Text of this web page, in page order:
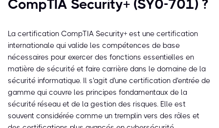
CompTIA Security+ (SY0-701) ?
La certification CompTIA Security+ est une certification
internationale qui valide les compétences de base
nécessaires pour exercer des fonctions essentielles en
matière de sécurité et faire carrière dans le domaine de la
sécurité informatique. Il s'agit d'une certification d'entrée de
gamme qui couvre les principes fondamentaux de la
sécurité réseau et de la gestion des risques. Elle est
souvent considérée comme un tremplin vers des rôles et